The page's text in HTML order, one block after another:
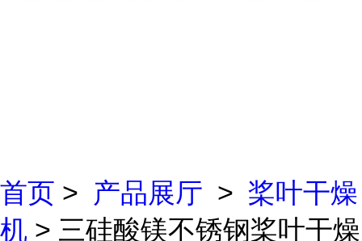
首页 > 产品展厅 > 桨叶干燥
机 > 三硅酸镁不锈钢桨叶干燥